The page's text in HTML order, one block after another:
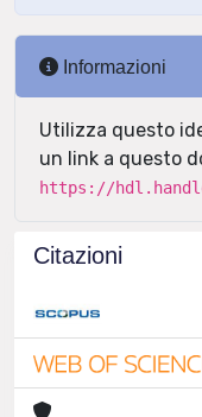
Informazioni
Utilizza questo
un link a questo
https://
Citazioni